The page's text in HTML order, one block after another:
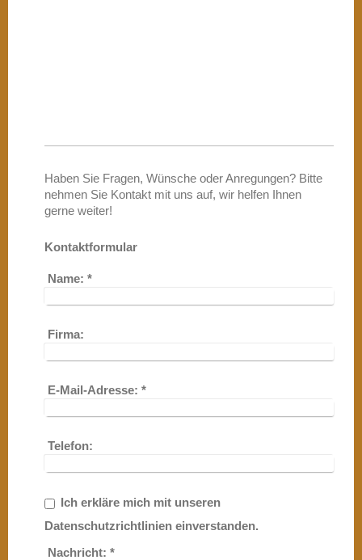
Haben Sie Fragen, Wünsche oder Anregungen? Bitte
nehmen Sie Kontakt mit uns auf, wir helfen Ihnen
gerne weiter!
Kontaktformular
Name: *
Firma:
E-Mail-Adresse: *
Telefon:
Ich erkläre mich mit unseren
Datenschutzrichtlinien einverstanden.
Nachricht: *